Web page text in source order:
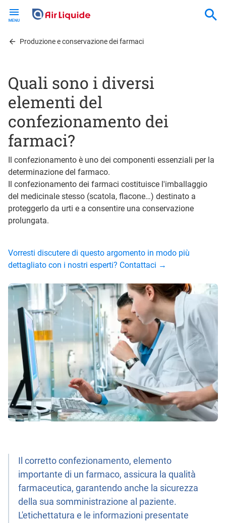
contentProduzione e conservazione dei farmaci
Quali sono i diversi
elementi del
confezionamento dei
farmaci?
Il confezionamento è uno dei componenti essenziali per la
determinazione del farmaco.
Il confezionamento dei farmaci costituisce l'imballaggio
del medicinale stesso (scatola, flacone…) destinato a
proteggerlo da urti e a consentire una conservazione
prolungata.
Vorresti discutere di questo argomento in modo più
dettagliato con i nostri esperti? Contattaci →
Il corretto confezionamento, elemento
importante di un farmaco, assicura la qualità
farmaceutica, garantendo anche la sicurezza
della sua somministrazione al paziente.
L'etichettatura e le informazioni presentate